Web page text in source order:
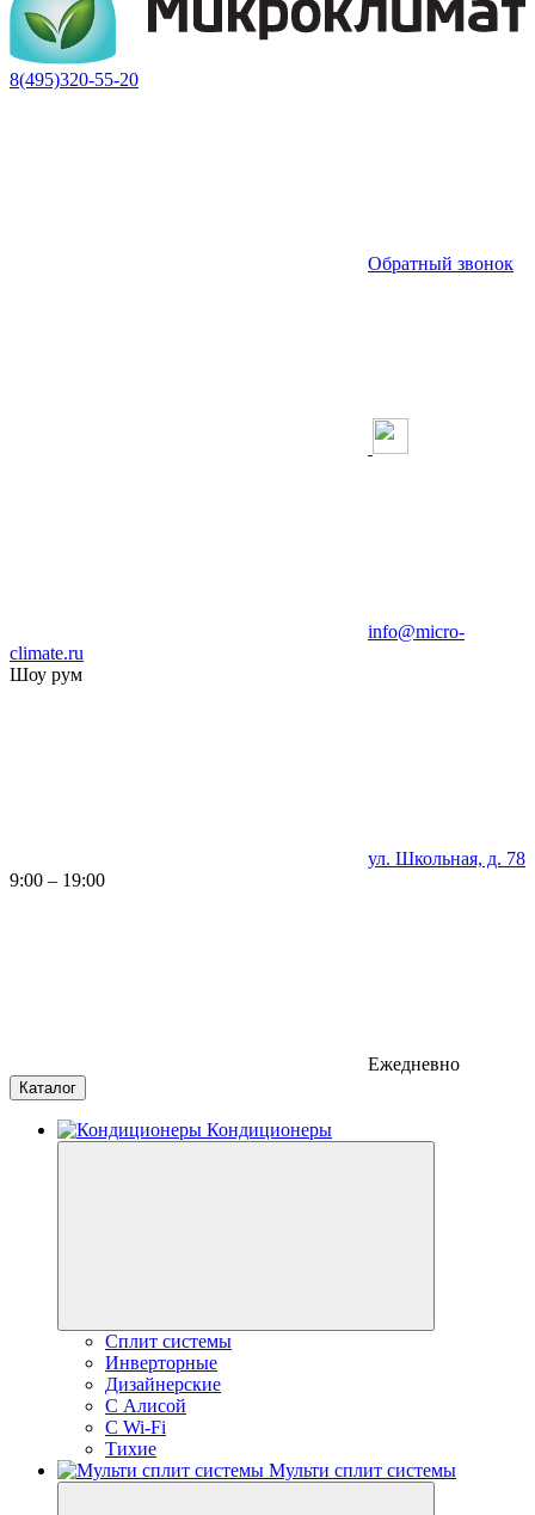
8(495)320-55-20
Обратный звонок
info@micro-
climate.ru
Шоу рум
ул. Школьная, д. 78
9:00 – 19:00
Ежедневно
Каталог
Кондиционеры
Сплит системы
Инверторные
Дизайнерские
С Алисой
C Wi-Fi
Тихие
Мульти сплит системы